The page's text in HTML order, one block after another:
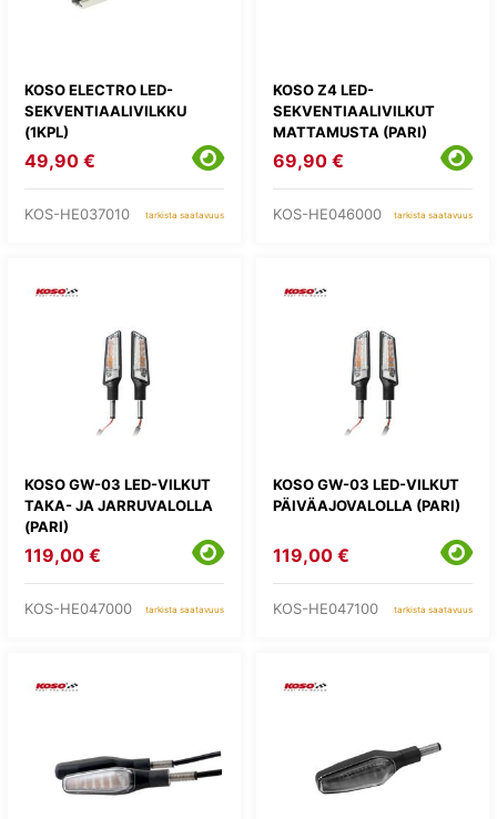
KOSO ELECTRO LED-
SEKVENTIAALIVILKKU
(1KPL)
49,90 €
KOS-HE037010 tarkista saatavuus
KOSO Z4 LED-
SEKVENTIAALIVILKUT
MATTAMUSTA (PARI)
69,90 €
KOS-HE046000 tarkista saatavuus
KOSO GW-03 LED-VILKUT
TAKA- JA JARRUVALOLLA
(PARI)
119,00 €
KOS-HE047000 tarkista saatavuus
KOSO GW-03 LED-VILKUT
PÄIVÄAJOVALOLLA (PARI)
119,00 €
KOS-HE047100 tarkista saatavuus